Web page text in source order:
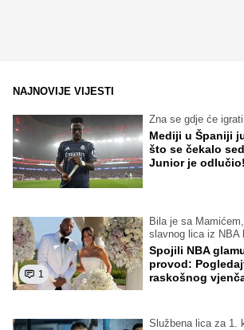
NAJNOVIJE VIJESTI
Zna se gdje će
Mediji u Španiji
što se čekalo
Junior je odlučio!
1
Bila je sa
slavnog lica iz NBA
Spojili NBA
provod:
raskošnog
Službena lica za 1.